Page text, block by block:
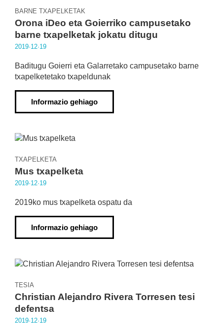
BARNE TXAPELKETAK
Orona iDeo eta Goierriko campusetako
barne txapelketak jokatu ditugu
2019·12·19
Baditugu Goierri eta Galarretako campusetako barne
txapelketetako txapeldunak
Informazio gehiago
TXAPELKETA
Mus txapelketa
2019·12·19
2019ko mus txapelketa ospatu da
Informazio gehiago
TESIA
Christian Alejandro Rivera Torresen tesi
defentsa
2019·12·19